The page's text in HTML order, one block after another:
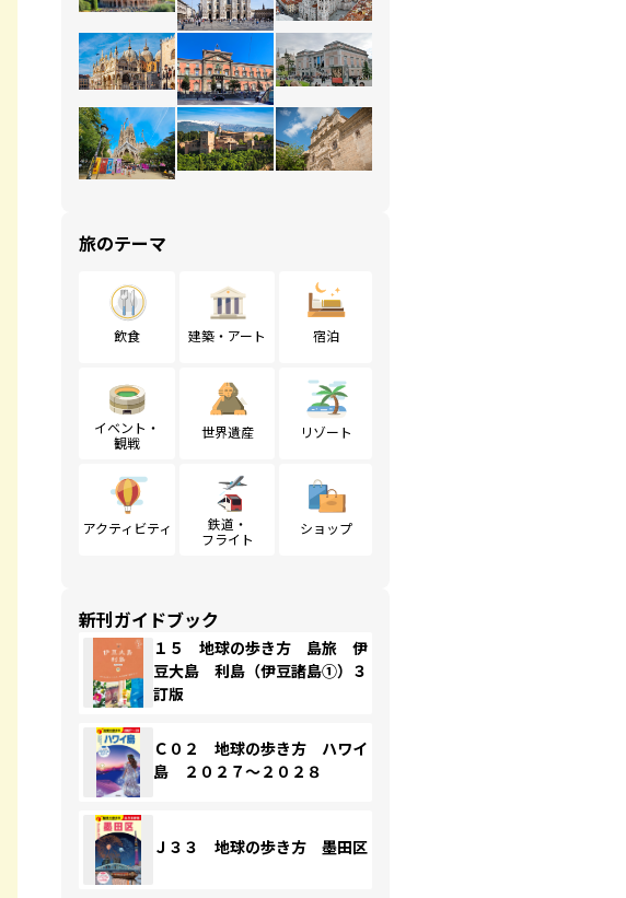
旅のテーマ
飲食 建築・アート 宿泊
イベント・
観戦
世界遺産 リゾート
アクティビティ
鉄道・
フライト
ショップ
新刊ガイドブック
１５ 地球の歩き方 島旅 伊
豆大島 利島（伊豆諸島①）３
訂版
Ｃ０２ 地球の歩き方 ハワイ
島 ２０２７～２０２８
Ｊ３３ 地球の歩き方 墨田区